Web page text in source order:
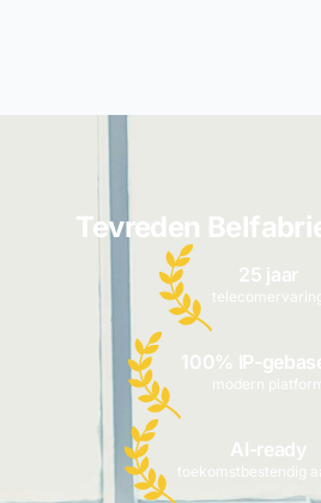
Tevreden
25 jaar
100% IP-
modern platform
AI-ready
toekomstbestendig